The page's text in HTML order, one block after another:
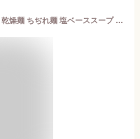
網走しじみラーメン （5個セット） 乾燥麺 ちぢれ麺 塩ベーススープ しじみ入り 北海道 ご当地 お土産 お取り寄せ プレゼント ギフト 贈答 御中元 お中元 御歳暮 お歳暮